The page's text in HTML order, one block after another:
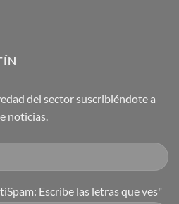
del sector suscribiéndote a
noticias.
Escribe las letras que ves"